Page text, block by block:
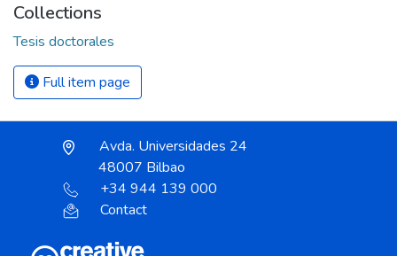
Collections
Tesis doctorales
Full item page
Avda. Universidades 24
48007 Bilbao
+34 944 139 000
Contact